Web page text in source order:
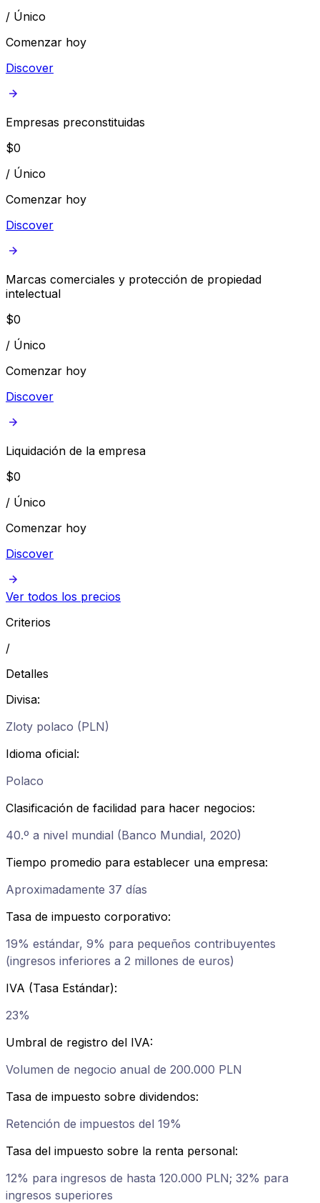
/ Único
Comenzar hoy
Discover
Empresas preconstituidas
$0
/ Único
Comenzar hoy
Discover
Marcas comerciales y protección de propiedad
intelectual
$0
/ Único
Comenzar hoy
Discover
Liquidación de la empresa
$0
/ Único
Comenzar hoy
Discover
Ver todos los precios
Criterios
/
Detalles
Divisa:
Zloty polaco (PLN)
Idioma oficial:
Polaco
Clasificación de facilidad para hacer negocios:
40.º a nivel mundial (Banco Mundial, 2020)
Tiempo promedio para establecer una empresa:
Aproximadamente 37 días
Tasa de impuesto corporativo:
19% estándar, 9% para pequeños contribuyentes
(ingresos inferiores a 2 millones de euros)
IVA (Tasa Estándar):
23%
Umbral de registro del IVA:
Volumen de negocio anual de 200.000 PLN
Tasa de impuesto sobre dividendos:
Retención de impuestos del 19%
Tasa del impuesto sobre la renta personal:
12% para ingresos de hasta 120.000 PLN; 32% para
ingresos superiores